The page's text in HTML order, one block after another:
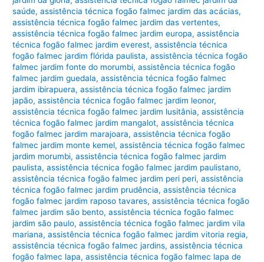
saúde,assistência técnica fogão falmec jardim das acácias,
assistência técnica fogão falmec jardim das vertentes,
assistência técnica fogão falmec jardim europa,assistência
técnica fogão falmec jardim everest,assistência técnica
fogão falmec jardim flórida paulista,assistência técnica fogão
falmec jardim fonte do morumbi,assistência técnica fogão
falmec jardim guedala,assistência técnica fogão falmec
jardim ibirapuera,assistência técnica fogão falmec jardim
japão,assistência técnica fogão falmec jardim leonor,
assistência técnica fogão falmec jardim lusitânia,assistência
técnica fogão falmec jardim mangalot,assistência técnica
fogão falmec jardim marajoara,assistência técnica fogão
falmec jardim monte kemel,assistência técnica fogão falmec
jardim morumbi,assistência técnica fogão falmec jardim
paulista,assistência técnica fogão falmec jardim paulistano,
assistência técnica fogão falmec jardim peri peri,assistência
técnica fogão falmec jardim prudência,assistência técnica
fogão falmec jardim raposo tavares,assistência técnica fogão
falmec jardim são bento,assistência técnica fogão falmec
jardim são paulo,assistência técnica fogão falmec jardim vila
mariana,assistência técnica fogão falmec jardim vitoria regia,
assistência técnica fogão falmec jardins,assistência técnica
fogão falmec lapa,assistência técnica fogão falmec lapa de